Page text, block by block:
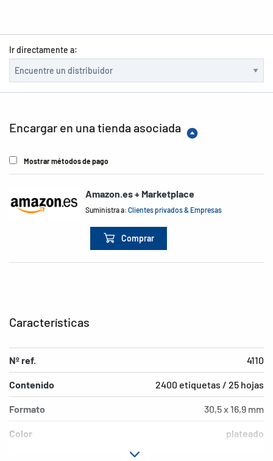
Ir directamente a:
Encargar en una tienda asociada
Mostrar métodos de pago
Amazon.es + Marketplace
Suministra a:Clientes privados & Empresas
Comprar
Características
Nº ref. 4110
Contenido 2400 etiquetas / 25 hojas
Formato 30,5 x 16,9 mm
Color plateado